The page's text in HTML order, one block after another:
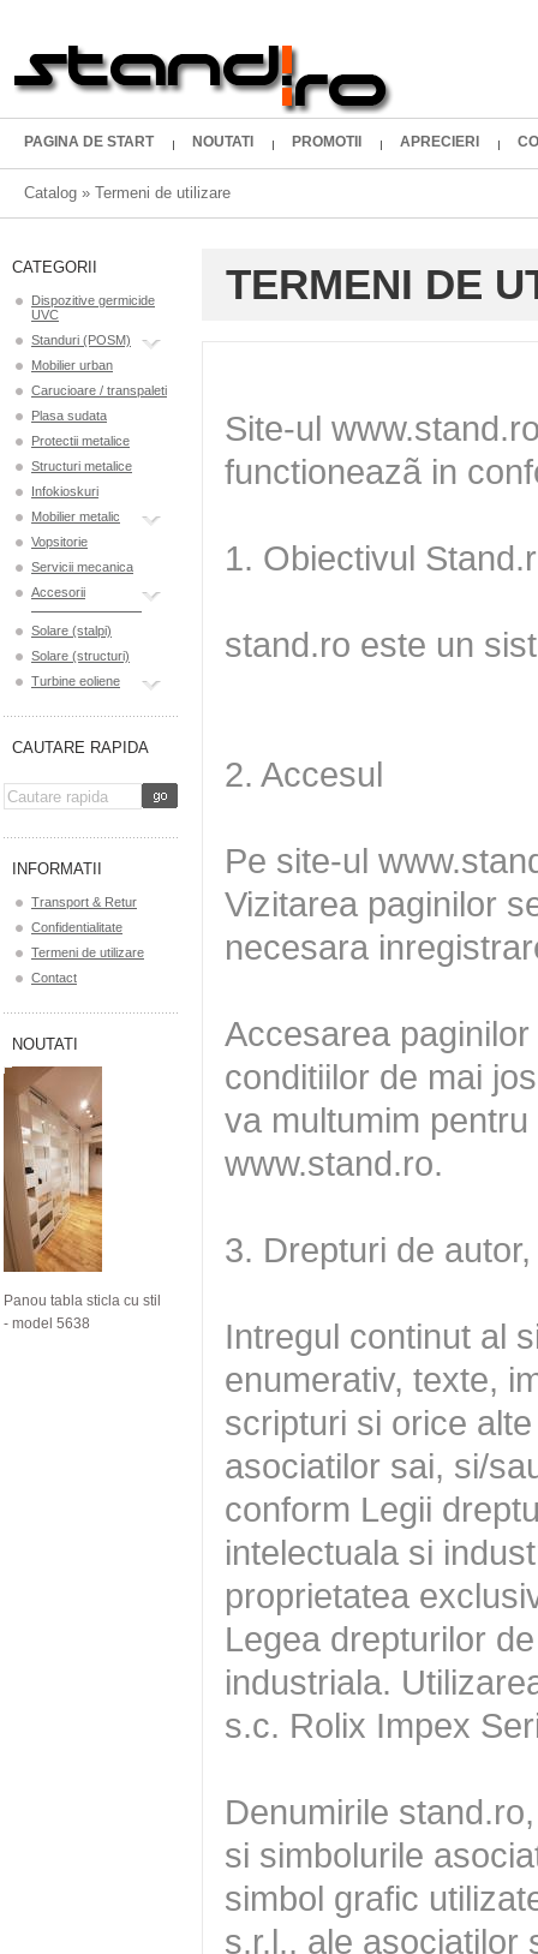
PAGINA DE START NOUTATI PROMOTII APRECIERI
Catalog » Termeni de utilizare
TERMENI DE
CATEGORII
Dispozitive germicide
UVC
Standuri (POSM)
Mobilier urban
Carucioare / transpaleti
Plasa sudata
Protectii metalice
Structuri metalice
Infokioskuri
Mobilier metalic
Vopsitorie
Servicii mecanica
Accesorii
Solare (stalpi)
Solare (structuri)
Turbine eoliene
CAUTARE RAPIDA
INFORMATII
Transport & Retur
Confidentialitate
Termeni de utilizare
Contact
NOUTATI
Panou tabla sticla cu stil
- model 5638